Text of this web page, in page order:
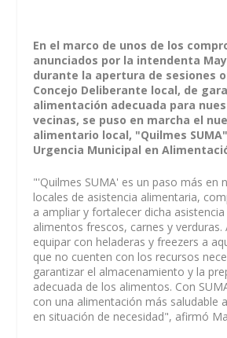
En el marco de unos de los
anunciados por la intendenta
durante la apertura de sesiones
Concejo Deliberante local, de
alimentación adecuada para
vecinas, se puso en marcha el
alimentario local, "Quilmes
Urgencia Municipal en
"'Quilmes SUMA' es un paso más en
locales de asistencia alimentaria,
a ampliar y fortalecer dicha
alimentos frescos, carnes y verduras.
equipar con heladeras y freezers a
que no cuenten con los recursos
garantizar el almacenamiento y la
adecuada de los alimentos. Con
con una alimentación más saludable
en situación de necesidad", afirmó